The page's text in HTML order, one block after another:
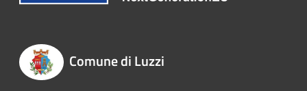
Comune di Luzzi